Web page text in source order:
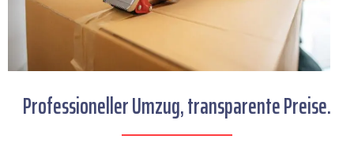
Professioneller Umzug, transparente Preise.